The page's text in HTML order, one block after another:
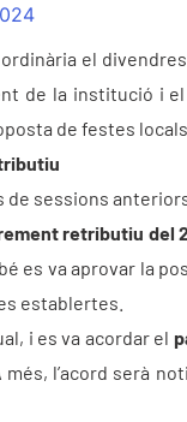
el
de la institució i
de festes
sessions
retributiu del
es va aprovar la
establertes.
i es va acordar el
l’acord serà